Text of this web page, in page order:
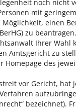
noch nicht
mit
einen
zu
Ihrer Wahl
Amtsgericht zu
Homepage des
vor Gericht,
bezeichnet).